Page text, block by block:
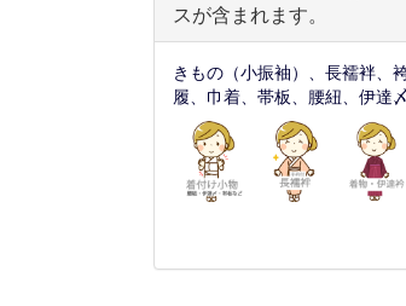
スが含まれます。
きもの（小振袖）、長襦袢、
履、巾着、帯板、腰紐、伊達